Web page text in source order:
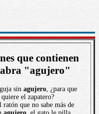
que contienen
"agujero"
sin agujero, ¿para que
el zapatero?
ratón que no sabe más de